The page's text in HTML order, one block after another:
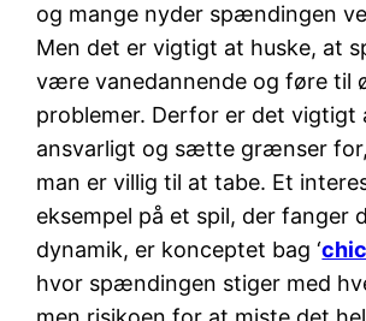
og mange nyder spændingen
Men det er vigtigt at huske, at
være vanedannende og føre til
problemer. Derfor er det vigtigt
ansvarligt og sætte grænser
man er villig til at tabe. Et
eksempel på et spil, der fanger
dynamik, er konceptet bag ‘
hvor spændingen stiger med